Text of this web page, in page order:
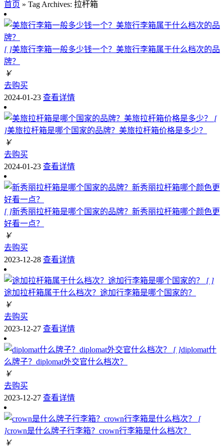
首页 » Tag Archives: 拉杆箱
[ ]美旅行李箱一般多少钱一个？美旅行李箱属于什么档次的品
牌？
￥
去购买
2024-01-23 查看详情
[
]美旅拉杆箱是哪个国家的品牌？美旅拉杆箱价格是多少？
￥
去购买
2024-01-23 查看详情
[ ]新秀丽拉杆箱是哪个国家的品牌？新秀丽拉杆箱哪个颜色更
好看一点？
￥
去购买
2023-12-28 查看详情
[ ]
途加拉杆箱属于什么档次？途加行李箱是哪个国家的？
￥
去购买
2023-12-27 查看详情
[ ]diplomat什
么牌子？diplomat外交官什么档次？
￥
去购买
2023-12-27 查看详情
[
]crown是什么牌子行李箱？crown行李箱是什么档次？
￥